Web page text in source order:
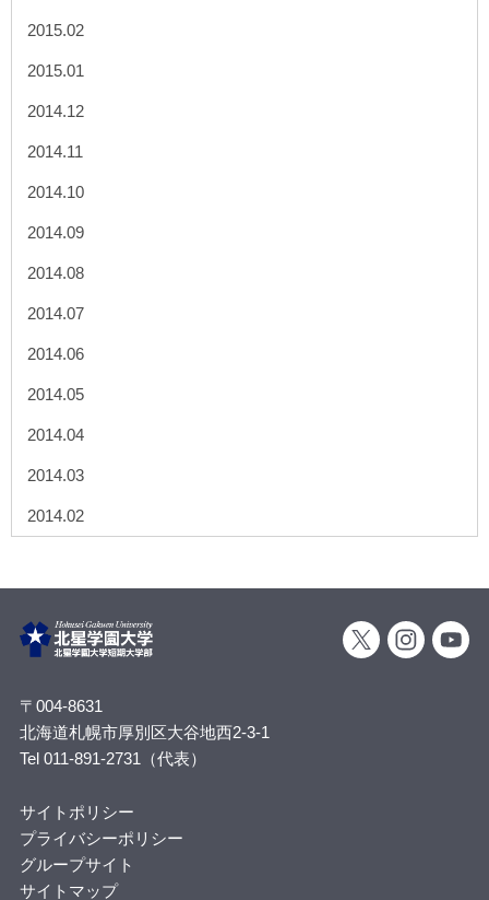
2015.02
2015.01
2014.12
2014.11
2014.10
2014.09
2014.08
2014.07
2014.06
2014.05
2014.04
2014.03
2014.02
〒004-8631
北海道札幌市厚別区大谷地西2-3-1
Tel 011-891-2731（代表）
サイトポリシー
プライバシーポリシー
グループサイト
サイトマップ